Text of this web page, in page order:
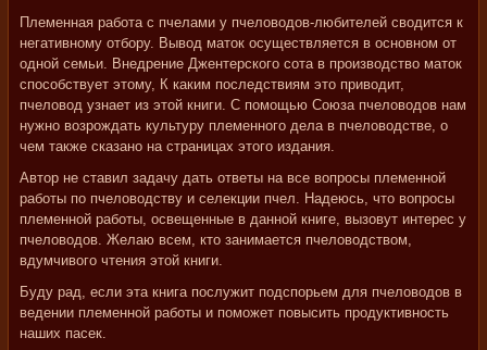
Племенная работа с пчелами у пчеловодов-любителей сводится к
негативному отбору. Вывод маток осуществляется в основном от
одной семьи. Внедрение Джентерского сота в производство маток
способствует этому, К каким последствиям это приводит,
пчеловод узнает из этой книги. С помощью Союза пчеловодов нам
нужно возрождать культуру племенного дела в пчеловодстве, о
чем также сказано на страницах этого издания.
Автор не ставил задачу дать ответы на все вопросы племенной
работы по пчеловодству и селекции пчел. Надеюсь, что вопросы
племенной работы, освещенные в данной книге, вызовут интерес у
пчеловодов. Желаю всем, кто занимается пчеловодством,
вдумчивого чтения этой книги.
Буду рад, если эта книга послужит подспорьем для пчеловодов в
ведении племенной работы и поможет повысить продуктивность
наших пасек.